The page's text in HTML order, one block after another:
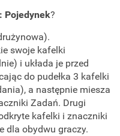
Pojedynek?
swoje kafelki
i układa je przed
do pudełka 3 kafelki
a następnie miesza
Zadań. Drugi
kafelki i znaczniki
dla obydwu graczy.